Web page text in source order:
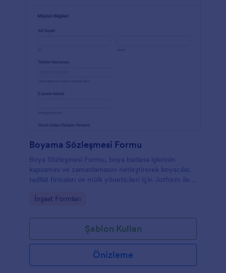
Boyama Sözleşmesi Formu
Boya Sözleşmesi Formu, boya badana işlerinin
kapsamını ve zamanlamasını netleştirerek boyacılar,
tadilat firmaları ve mülk yöneticileri için Jotform ile
Go to Category:
İnşaat Formları
Şablon Kullan
Önizleme